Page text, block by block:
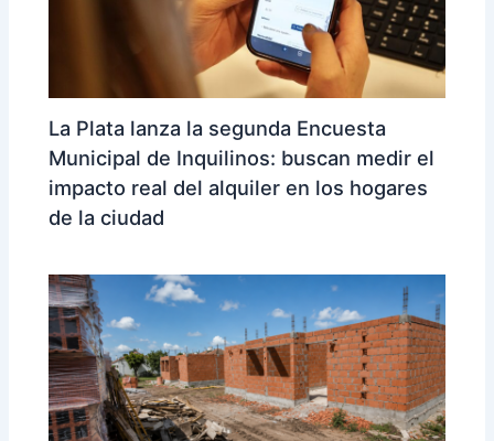
La Plata lanza la segunda Encuesta
Municipal de Inquilinos: buscan medir el
impacto real del alquiler en los hogares
de la ciudad